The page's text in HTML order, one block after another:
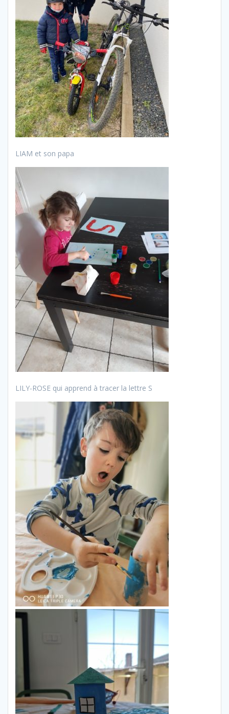
LIAM et son papa
LILY-ROSE qui apprend à tracer la lettre S